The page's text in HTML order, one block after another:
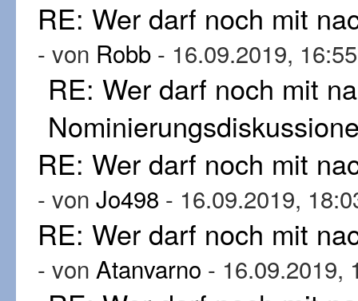
RE: Wer darf noch mit
- von Robb - 16.09.2019, 16:55
RE: Wer darf noch mit
RE: Wer darf noch mit
- von Jo498 - 16.09.2019,
RE: Wer darf noch mit
- von Atanvarno - 16.09.2019,